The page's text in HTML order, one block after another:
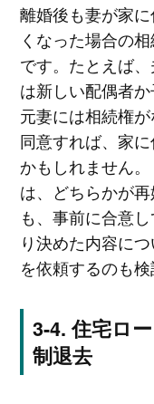
離婚後も妻が家
くなった場合の
です。たとえば
は新しい配偶者
元妻には相続権
同意すれば、家
かもしれません
は、どちらかが
も、事前に合意
り決めた内容に
を依頼するのも検
住宅ロ
制退去